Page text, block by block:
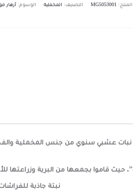
MG5053001 التصنيف: المخملية الوسوم: أزهار
عشبي سنوي من جنس المخملية والفصيلة النجمية، حيث تنمو
قاموا بجمعها من البرية وزراعتها
نبتة جاذبة